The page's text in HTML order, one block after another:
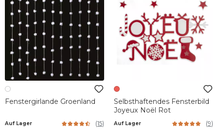
Fenstergirlande Groenland
Auf Lager (15)
Selbsthaftendes Fensterbild
Joyeux Noël Rot
Auf Lager (9)